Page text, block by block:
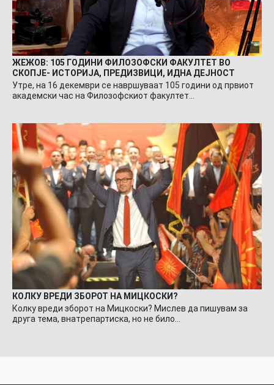
ЖЕЖОВ: 105 ГОДИНИ ФИЛОЗОФСКИ ФАКУЛТЕТ ВО
СКОПЈЕ- ИСТОРИЈА, ПРЕДИЗВИЦИ, ИДНА ДЕЈНОСТ
Утре, на 16 декември се навршуваат 105 години од првиот
академски час на Филозофскиот факултет…
КОЛКУ ВРЕДИ ЗБОРОТ НА МИЦКОСКИ?
Колку вреди зборот на Мицкоски? Мислев да пишувам за
друга тема, внатрепартиска, но не било…